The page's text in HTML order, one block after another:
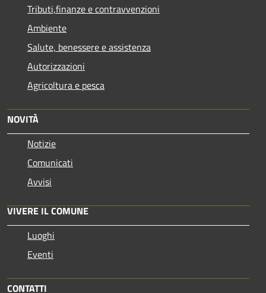
Tributi,finanze e contravvenzioni
Ambiente
Salute, benessere e assistenza
Autorizzazioni
Agricoltura e pesca
NOVITÀ
Notizie
Comunicati
Avvisi
VIVERE IL COMUNE
Luoghi
Eventi
CONTATTI